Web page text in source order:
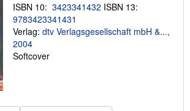
e
u
k
ISBN 10: 3423341432 ISBN 13:
9783423341431
Verlag: dtv Verlagsgesellschaft mbH &...,
2004
Softcover